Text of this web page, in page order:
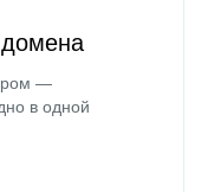
домена
—
в одной